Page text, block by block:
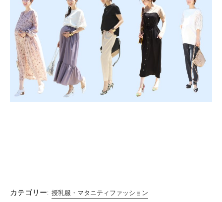
カテゴリー: 授乳服・マタニティファッション